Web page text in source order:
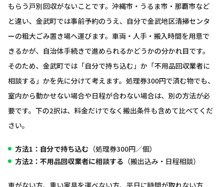
もらう戸別回収がないことです。沖縄市・うるま市・那覇市など
と違い、金武町では事前予約のうえ、自分で金武地区清掃センタ
ーの粗大ごみ置き場へ運びます。車両・人手・搬入時間を用意で
きるかが、自治体手続きで進められるかどうかの分かれ目です。
そのため、金武町では「自分で持ち込む」か「不用品回収業者に
相談する」かを先に分けて考えます。処理券300円で済む物でも、
室内から動かせない場合や日程が合わない場合は、別の方法が必
要です。下の2択は、料金だけでなく搬出条件も含めて比べてくだ
さい。
方法1：自分で持ち込む （処理券300円／個）
方法2：不用品回収業者に相談する （搬出込み・日程相談）
車がない方、重い家具を運べない方、平日に時間が取れない方